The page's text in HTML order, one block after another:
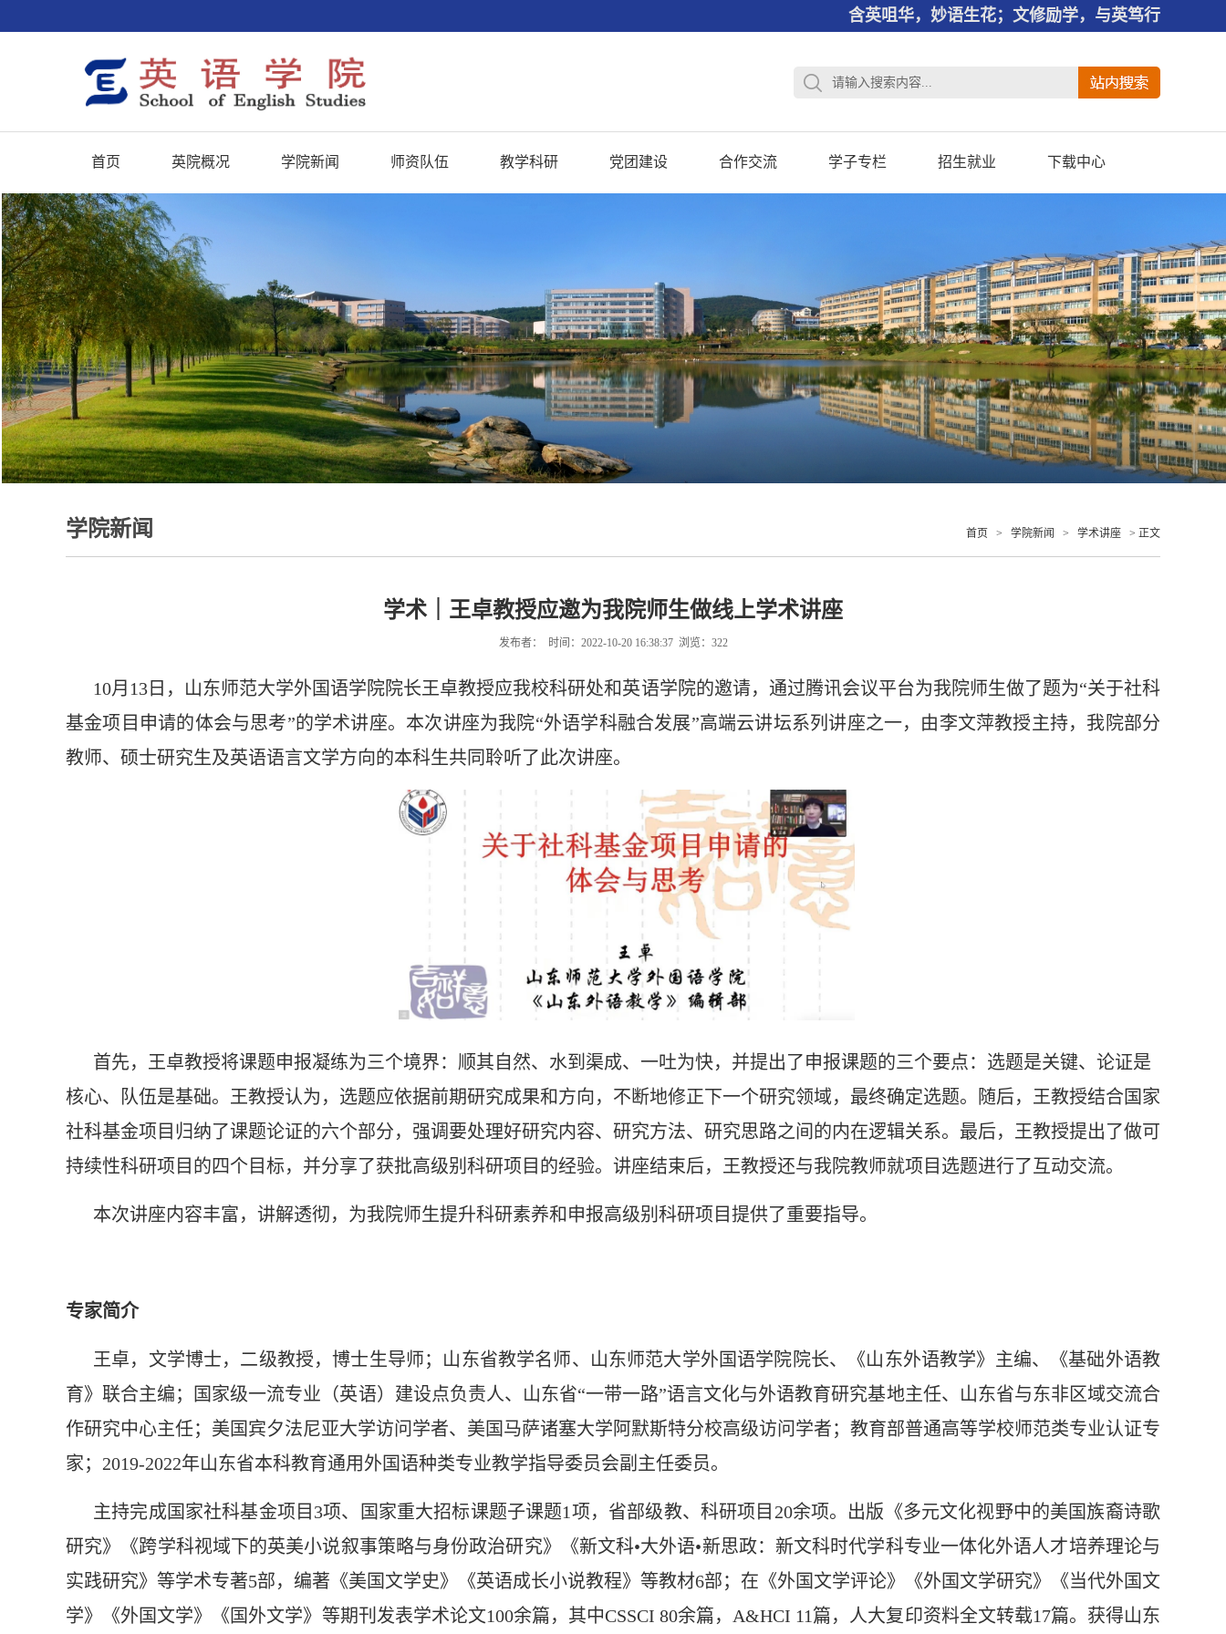
含英咀华，妙语生花；文修励学，与英笃行
首页 英院概况 学院新闻 师资队伍 教学科研 党团建设 合作交流 学子专栏 招生就业 下载中心
学院新闻 首页 > 学院新闻 > 学术讲座 > 正文
学术｜王卓教授应邀为我院师生做线上学术讲座
发布者： 时间：2022-10-20 16:38:37 浏览： 322
10月13日，山东师范大学外国语学院院长王卓教授应我校科研处和英语学院的邀请，通过腾讯会议平台为我院师生做了题为“关于社科
基金项目申请的体会与思考”的学术讲座。本次讲座为我院“外语学科融合发展”高端云讲坛系列讲座之一，由李文萍教授主持，我院部分
教师、硕士研究生及英语语言文学方向的本科生共同聆听了此次讲座。
首先，王卓教授将课题申报凝练为三个境界：顺其自然、水到渠成、一吐为快，并提出了申报课题的三个要点：选题是关键、论证是
核心、队伍是基础。王教授认为，选题应依据前期研究成果和方向，不断地修正下一个研究领域，最终确定选题。随后，王教授结合国家
社科基金项目归纳了课题论证的六个部分，强调要处理好研究内容、研究方法、研究思路之间的内在逻辑关系。最后，王教授提出了做可
持续性科研项目的四个目标，并分享了获批高级别科研项目的经验。讲座结束后，王教授还与我院教师就项目选题进行了互动交流。
本次讲座内容丰富，讲解透彻，为我院师生提升科研素养和申报高级别科研项目提供了重要指导。
专家简介
王卓，文学博士，二级教授，博士生导师；山东省教学名师、山东师范大学外国语学院院长、《山东外语教学》主编、《基础外语教
育》联合主编；国家级一流专业（英语）建设点负责人、山东省“一带一路”语言文化与外语教育研究基地主任、山东省与东非区域交流合
作研究中心主任；美国宾夕法尼亚大学访问学者、美国马萨诸塞大学阿默斯特分校高级访问学者；教育部普通高等学校师范类专业认证专
家；2019-2022年山东省本科教育通用外国语种类专业教学指导委员会副主任委员。
主持完成国家社科基金项目3项、国家重大招标课题子课题1项，省部级教、科研项目20余项。出版《多元文化视野中的美国族裔诗歌
研究》《跨学科视域下的英美小说叙事策略与身份政治研究》《新文科•大外语•新思政：新文科时代学科专业一体化外语人才培养理论与
实践研究》等学术专著5部，编著《美国文学史》《英语成长小说教程》等教材6部；在《外国文学评论》《外国文学研究》《当代外国文
学》《外国文学》《国外文学》等期刊发表学术论文100余篇，其中CSSCI 80余篇，A&HCI 11篇，人大复印资料全文转载17篇。获得山东